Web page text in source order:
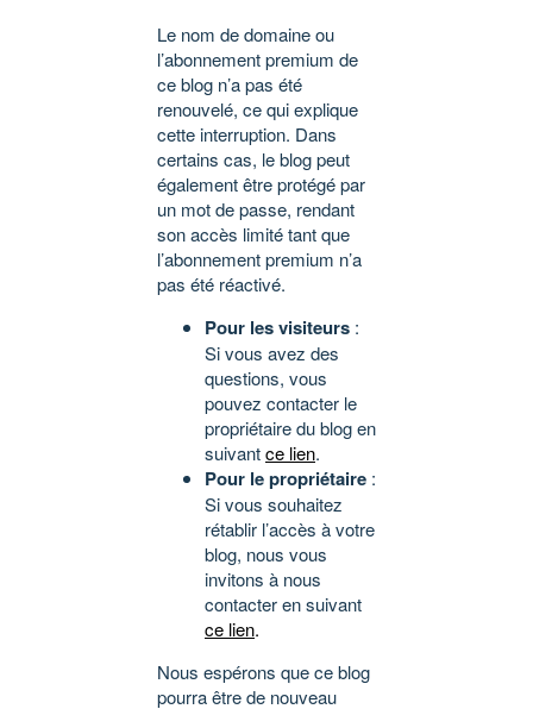
Le nom de domaine ou
l’abonnement premium de
ce blog n’a pas été
renouvelé, ce qui explique
cette interruption. Dans
certains cas, le blog peut
également être protégé par
un mot de passe, rendant
son accès limité tant que
l’abonnement premium n’a
pas été réactivé.
Pour les visiteurs :
Si vous avez des
questions, vous
pouvez contacter le
propriétaire du blog en
suivantce lien.
Pour le propriétaire :
Si vous souhaitez
rétablir l’accès à votre
blog, nous vous
invitons à nous
contacter en suivant
ce lien.
Nous espérons que ce blog
pourra être de nouveau